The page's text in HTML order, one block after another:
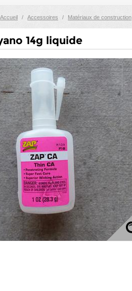
Accueil / Accessoires / Matériaux de construction
14g liquide